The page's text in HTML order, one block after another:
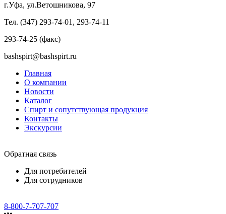
г.Уфа, ул.Ветошникова, 97
Тел. (347) 293-74-01, 293-74-11
293-74-25 (факс)
bashspirt@bashspirt.ru
Главная
О компании
Новости
Каталог
Спирт и сопутствующая продукция
Контакты
Экскурсии
Обратная связь
Для потребителей
Для сотрудников
8-800-7-707-707